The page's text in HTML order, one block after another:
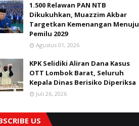
1.500 Relawan PAN NTB
Dikukuhkan, Muazzim Akbar
Targetkan Kemenangan Menuju
Pemilu 2029
Agustus 01, 2026
KPK Selidiki Aliran Dana Kasus
OTT Lombok Barat, Seluruh
Kepala Dinas Berisiko Diperiksa
Juli 26, 2026
US